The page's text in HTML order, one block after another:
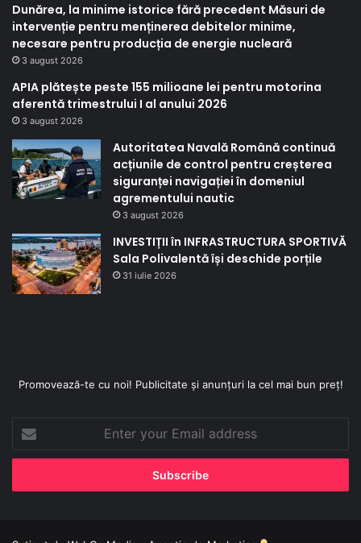
Dunărea, la minime istorice fără precedent Măsuri de
intervenție pentru menținerea debitelor minime,
necesare pentru producția de energie nucleară
3 august 2026
APIA plătește peste 155 milioane lei pentru motorina
aferentă trimestrului I al anului 2026
3 august 2026
Autoritatea Navală Română continuă
acțiunile de control pentru creșterea
siguranței navigației în domeniul
agrementului nautic
3 august 2026
INVESTIȚII în INFRASTRUCTURA SPORTIVĂ
Sala Polivalentă își deschide porțile
31 iulie 2026
Promovează-te cu noi! Publicitate și anunțuri la cel mai bun preț!
your
Email